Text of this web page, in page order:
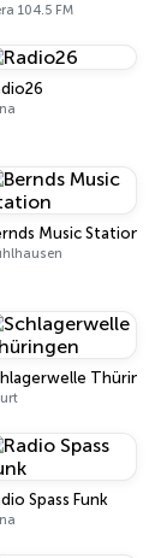
104.5 FM
Music Station
Spass Funk